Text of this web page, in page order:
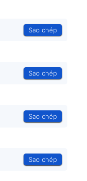
Sao chép
Sao chép
Sao chép
Sao chép